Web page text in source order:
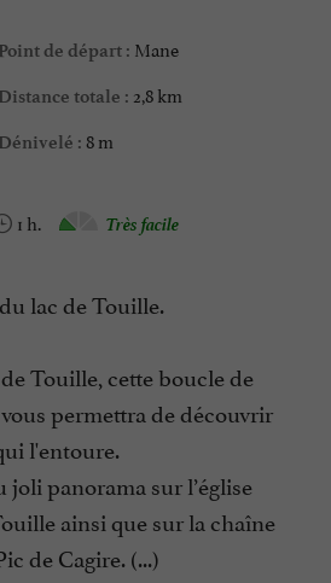
Point de départ : Mane
Distance totale : 2,8 km
Dénivelé : 8 m
1 h. Très facile
lac de Touille.
Touille, cette boucle de
permettra de découvrir
l'entoure.
panorama sur l’église
ainsi que sur la chaîne
de Cagire. (...)